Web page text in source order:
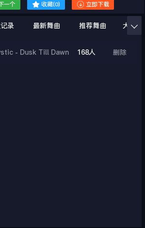
一个  收藏(0)  立即下载
录 最新舞曲 推荐舞曲 大家在

- Dusk Till Dawn 168人 删除